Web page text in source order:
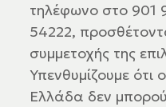
τηλέφωνο στο 901
54222,
συμμετοχής της
Υπενθυμίζουμε ότι
Ελλάδα δεν